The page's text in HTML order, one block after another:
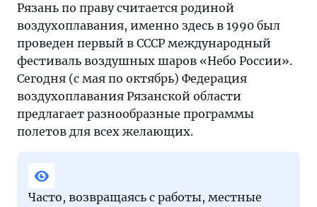
Рязань по праву считается родиной
воздухоплавания, именно здесь в 1990 был
проведен первый в СССР международный
фестиваль воздушных шаров «Небо России».
Сегодня (с мая по октябрь) Федерация
воздухоплавания Рязанской области
предлагает разнообразные программы
полетов для всех желающих.
Часто, возвращаясь с работы, местные